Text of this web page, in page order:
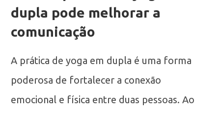
dupla pode melhorar a
comunicação
A prática de yoga em dupla é uma forma
poderosa de fortalecer a conexão
emocional e física entre duas pessoas. Ao